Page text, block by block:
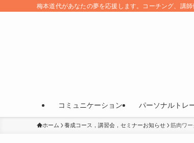
梅本道代があなたの夢を応援します。コーチング、講
コミュニケーション パーソナルトレ
ホーム 養成コース，講習会，セミナーお知らせ 筋肉ワ